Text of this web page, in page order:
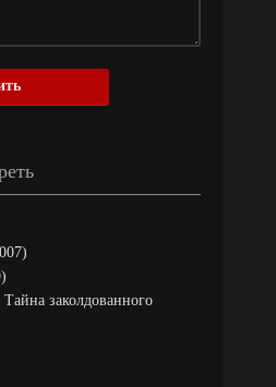
заколдованного